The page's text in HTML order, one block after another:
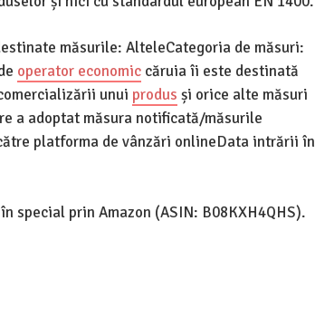
măsurile: AlteleCategoria de măsuri:
operator economic căruia îi este destinată
unui produs și orice alte măsuri
a adoptat măsura notificată/măsurile
platforma de vânzări onlineData intrării în
special prin Amazon (ASIN: B08KXH4QHS).